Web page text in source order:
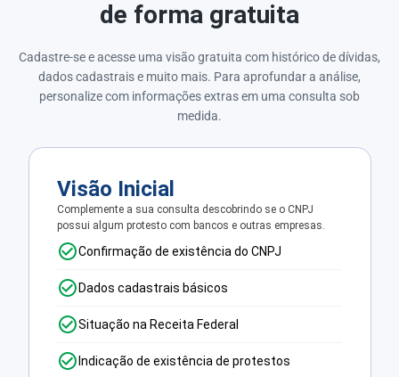
de forma gratuita
Cadastre-se e acesse uma visão gratuita com histórico de dívidas,
dados cadastrais e muito mais. Para aprofundar a análise,
personalize com informações extras em uma consulta sob
medida.
Visão Inicial
Complemente a sua consulta descobrindo se o CNPJ
possui algum protesto com bancos e outras empresas.
Confirmação de existência do CNPJ
Dados cadastrais básicos
Situação na Receita Federal
Indicação de existência de protestos